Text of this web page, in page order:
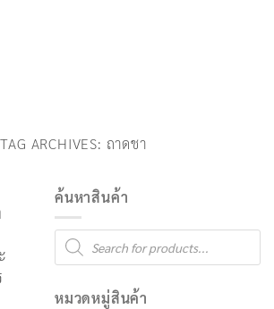
TAG ARCHIVES: ถาดชา
ค้นหาสินค้า
Products
search
หมวดหมู่สินค้า